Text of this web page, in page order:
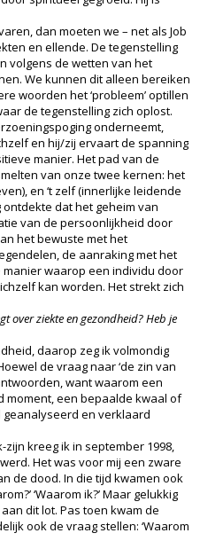
dan moeten we – net als Job
en ellende. De tegenstelling
volgens de wetten van het
We kunnen dit alleen bereiken
woorden het ‘probleem’ optillen
de tegenstelling zich oplost.
onderneemt,
en hij/zij ervaart de spanning
manier. Het pad van de
van onze twee kernen: het
en ‘t zelf (innerlijke leidende
ontdekte dat het geheim van
van de persoonlijkheid door
het bewuste met het
de aanraking met het
waarop een individu door
kan worden. Het strekt zich
over ziekte en gezondheid? Heb je
daarop zeg ik volmondig
de vraag naar ‘de zin van
want waarom een
een bepaalde kwaal of
en verklaard
kreeg ik in september 1998,
Het was voor mij een zware
de dood. In die tijd kwamen ook
‘Waarom ik?’ Maar gelukkig
dit lot. Pas toen kwam de
ook de vraag stellen: ‘Waarom